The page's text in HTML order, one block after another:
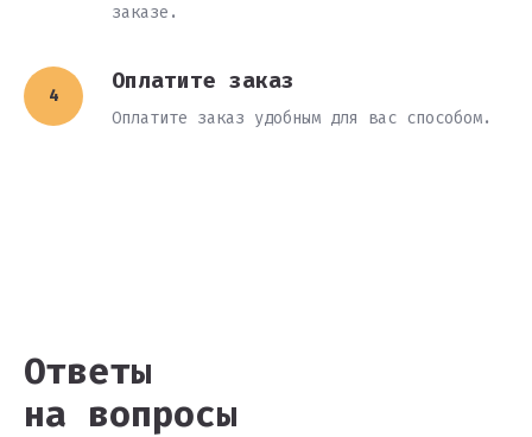
заказе.
Оплатите заказ
Оплатите заказ удобным для вас способом.
Ответы
на вопросы